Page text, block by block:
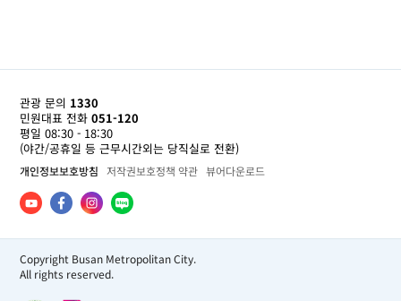
관광 문의 1330
민원대표 전화 051-120
평일 08:30 - 18:30
(야간/공휴일 등 근무시간외는 당직실로 전환)
개인정보보호방침 저작권보호정책 약관 뷰어다운로드
Copyright Busan Metropolitan City.
All rights reserved.